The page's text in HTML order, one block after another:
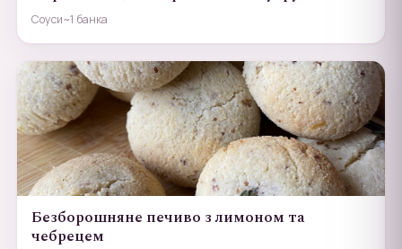
Соуси~1 банка
Безборошняне печиво з лимоном та
чебрецем